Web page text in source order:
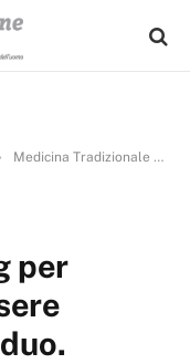
Medicina Tradizionale Cinese
per